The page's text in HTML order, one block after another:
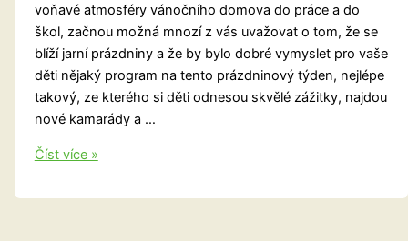
voňavé atmosféry vánočního domova do práce a do
škol, začnou možná mnozí z vás uvažovat o tom, že se
blíží jarní prázdniny a že by bylo dobré vymyslet pro vaše
děti nějaký program na tento prázdninový týden, nejlépe
takový, ze kterého si děti odnesou skvělé zážitky, najdou
nové kamarády a …
Děti
hranic
Číst více »